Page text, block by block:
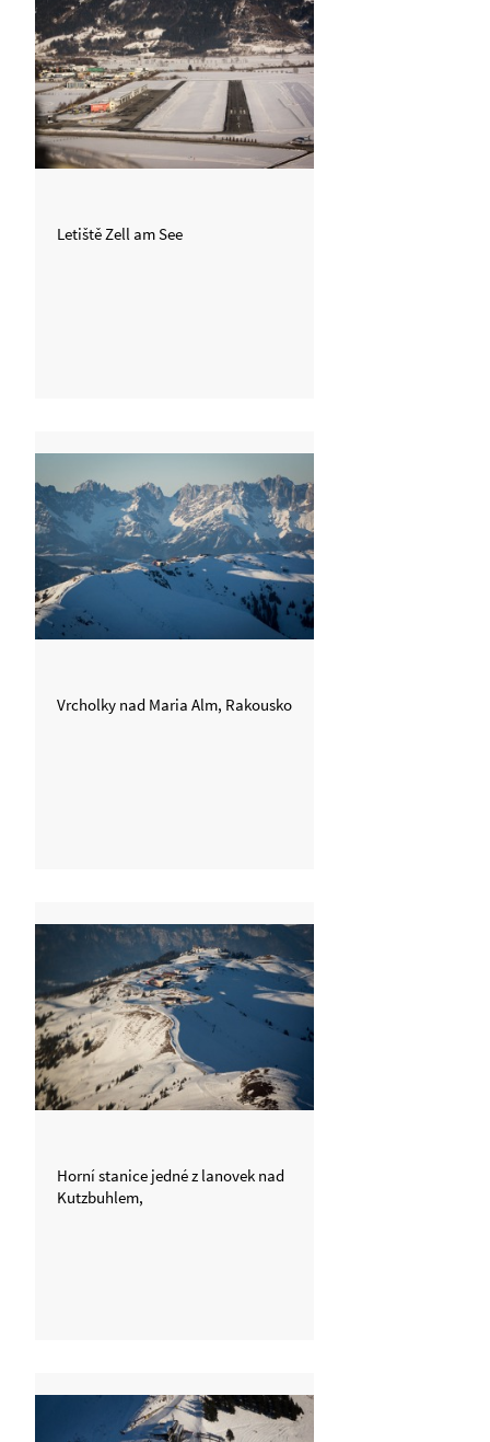
Letiště Zell am See
Vrcholky nad Maria Alm, Rakousko
Horní stanice jedné z lanovek nad
Kutzbuhlem,